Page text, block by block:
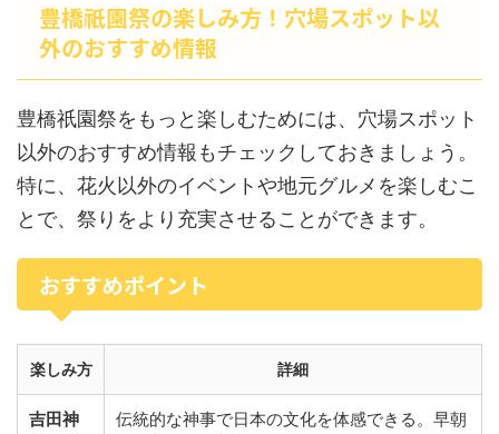
豊橋祇園祭の楽しみ方！穴場スポット以
外のおすすめ情報
豊橋祇園祭をもっと楽しむためには、穴場スポット
以外のおすすめ情報もチェックしておきましょう。
特に、花火以外のイベントや地元グルメを楽しむこ
とで、祭りをより充実させることができます。
おすすめポイント
楽しみ方 詳細
吉田神
伝統的な神事で日本の文化を体感できる。早朝